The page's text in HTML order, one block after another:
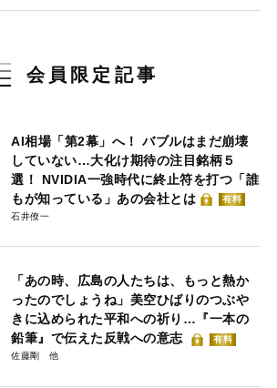
会員限定記事
AI相場「第2幕」へ！ バブルはまだ崩壊
していない…大化け期待の注目銘柄５
選！ NVIDIA一強時代に終止符を打つ「誰
もが知っている」あの会社とは
有料
石井僚一
「あの時、広島の人たちは、もっと熱か
ったのでしょうね」美空ひばりのつぶや
きに込められた平和への祈り…『一本の
鉛筆』で伝えた反戦への意志
有料
佐藤剛